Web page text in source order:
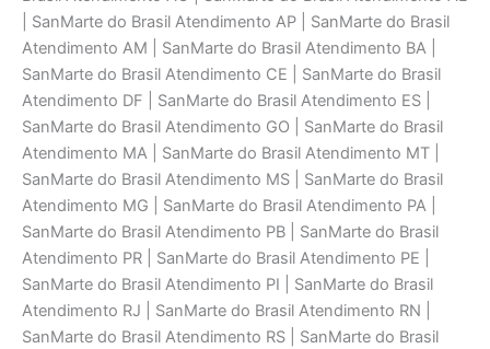
| SanMarte do Brasil Atendimento AP | SanMarte do Brasil
Atendimento AM | SanMarte do Brasil Atendimento BA |
SanMarte do Brasil Atendimento CE | SanMarte do Brasil
Atendimento DF | SanMarte do Brasil Atendimento ES |
SanMarte do Brasil Atendimento GO | SanMarte do Brasil
Atendimento MA | SanMarte do Brasil Atendimento MT |
SanMarte do Brasil Atendimento MS | SanMarte do Brasil
Atendimento MG | SanMarte do Brasil Atendimento PA |
SanMarte do Brasil Atendimento PB | SanMarte do Brasil
Atendimento PR | SanMarte do Brasil Atendimento PE |
SanMarte do Brasil Atendimento PI | SanMarte do Brasil
Atendimento RJ | SanMarte do Brasil Atendimento RN |
SanMarte do Brasil Atendimento RS | SanMarte do Brasil